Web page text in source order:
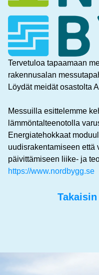
Tervetuloa tapaamaan
rakennusalan
Löydät meidät osastolta
Messuilla esittelemme
lämmöntalteenotolla
Energiatehokkaat
uudisrakentamiseen että
päivittämiseen liike- ja
https://www.nordbygg.se